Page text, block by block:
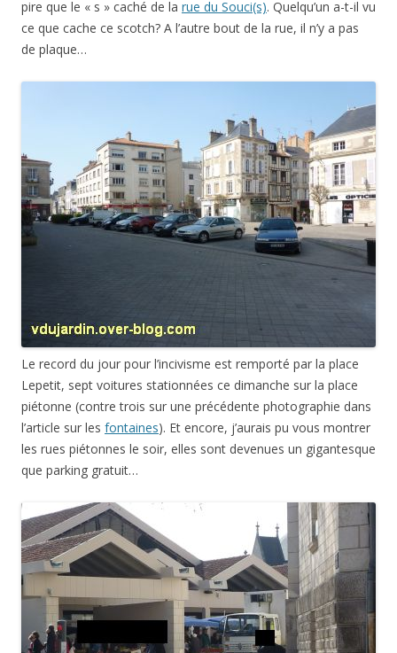
pire que le « s » caché de la rue du Souci(s). Quelqu’un a-t-il vu
ce que cache ce scotch? A l’autre bout de la rue, il n’y a pas
de plaque…
Le record du jour pour l’incivisme est remporté par la place
Lepetit, sept voitures stationnées ce dimanche sur la place
piétonne (contre trois sur une précédente photographie dans
l’article sur les fontaines). Et encore, j’aurais pu vous montrer
les rues piétonnes le soir, elles sont devenues un gigantesque
que parking gratuit…